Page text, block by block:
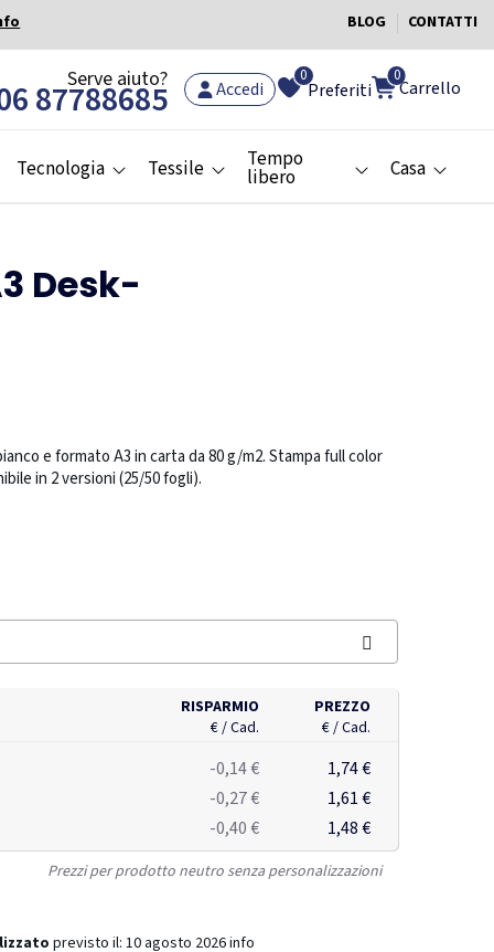
BLOG CONTATTI
Serve aiuto?
87788685 Accedi Preferiti
0 0
Carrello
Tecnologia Tessile Tempo
libero Casa
Desk-
e formato A3 in carta da 80 g/m2. Stampa full color
in 2 versioni (25/50 fogli).
RISPARMIO
€ / Cad.
PREZZO
€ / Cad.
-0,14 €
1,74 €
-0,27 €
1,61 €
-0,40 €
1,48 €
Prezzi per prodotto neutro senza personalizzazioni
previsto il: 10 agosto 2026info